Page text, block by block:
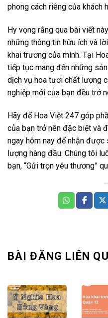
phong cách riêng của khách
Hy vọng rằng qua bài viết
những thông tin hữu ích và
khai trương của mình. Tại
tiếp tục mang đến những
dịch vụ hoa tươi chất lượng
nghiệp mới của bạn đều trở
Hãy để Hoa Việt 247 góp
của bạn trở nên đặc biệt và
ngay hôm nay để nhận
lượng hàng đầu. Chúng tôi
bạn, “Gửi trọn yêu thương”
BÀI ĐĂNG LIÊN